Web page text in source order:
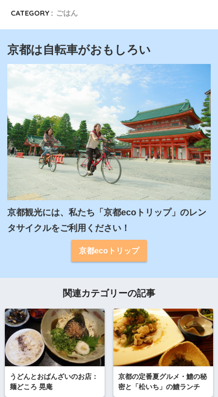
CATEGORY : ごはん
京都は自転車がおもしろい
京都観光には、私たち「京都ecoトリップ」のレン
タサイクルをご利用ください！
京都ecoトリップ
関連カテゴリーの記事
うどんとおばんざいのお店：
麺どころ 晃庵
京都の定番夏グルメ・鱧の秘
密と「松いち」の鱧ランチ